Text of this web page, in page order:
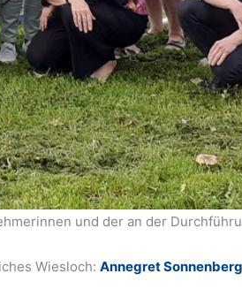
und der an der
Wiesloch: Annegret Sonnenberg